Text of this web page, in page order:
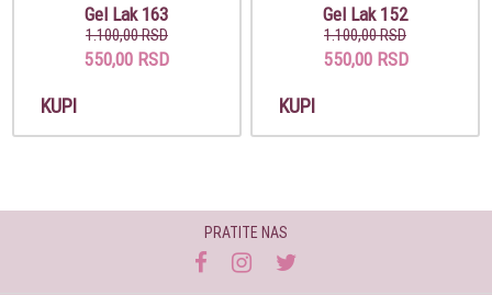
Gel Lak 163
1.100,00 RSD
550,00 RSD
KUPI
Gel Lak 152
1.100,00 RSD
550,00 RSD
KUPI
PRATITE NAS